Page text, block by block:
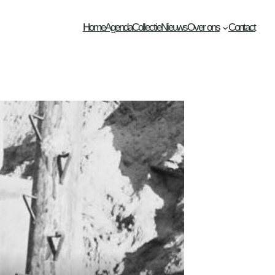
HomeAgendaCollectieNieuwsOver ons Contact